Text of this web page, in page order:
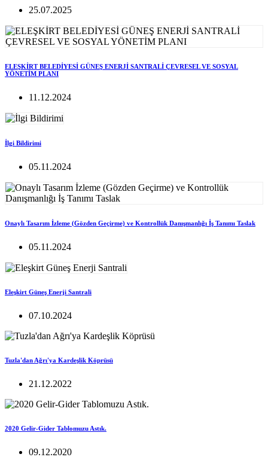
25.07.2025
ELEŞKİRT BELEDİYESİ GÜNEŞ ENERJİ SANTRALİ ÇEVRESEL VE SOSYAL
YÖNETİM PLANI
11.12.2024
İlgi Bildirimi
05.11.2024
Onaylı Tasarım İzleme (Gözden Geçirme) ve Kontrollük Danışmanlığı İş Tanımı Taslak
05.11.2024
Eleşkirt Güneş Enerji Santrali
07.10.2024
Tuzla'dan Ağrı'ya Kardeşlik Köprüsü
21.12.2022
2020 Gelir-Gider Tablomuzu Astık.
09.12.2020